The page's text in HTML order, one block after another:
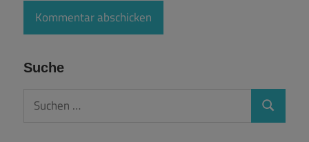
Suche
Suchen
Suchen